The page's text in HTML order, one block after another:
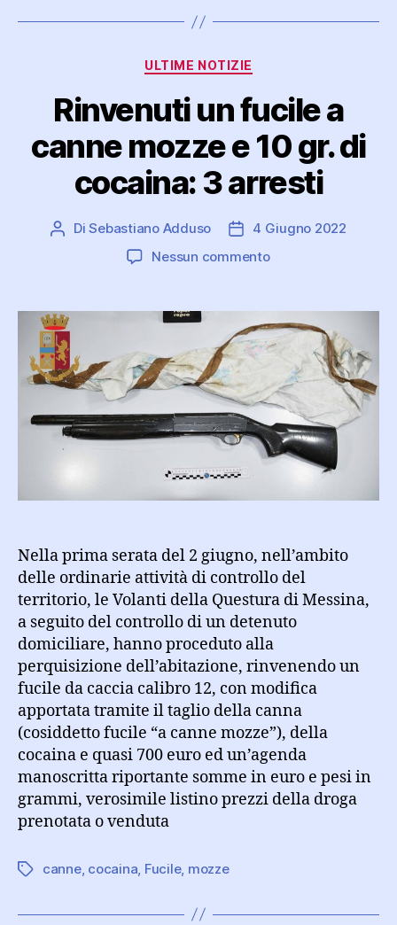
Categorie
ULTIME NOTIZIE
Rinvenuti un fucile a
canne mozze e 10 gr. di
cocaina: 3 arresti
Autore
DiSebastiano Adduso
Data
dell'articolo
4 Giugno 2022
Nessun commentosu
fucile
a
canne
mozze
e
10
gr.
di
cocaina:
Nella prima serata del 2 giugno, nell’ambito
delle ordinarie attività di controllo del
territorio, le Volanti della Questura di Messina,
a seguito del controllo di un detenuto
domiciliare, hanno proceduto alla
perquisizione dell’abitazione, rinvenendo un
fucile da caccia calibro 12, con modifica
apportata tramite il taglio della canna
(cosiddetto fucile “a canne mozze”), della
cocaina e quasi 700 euro ed un’agenda
manoscritta riportante somme in euro e pesi in
grammi, verosimile listino prezzi della droga
prenotata o venduta
Tag canne, cocaina, Fucile, mozze